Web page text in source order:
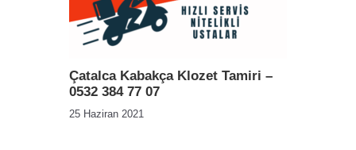
Çatalca Kabakça Klozet Tamiri –
0532 384 77 07
25 Haziran 2021